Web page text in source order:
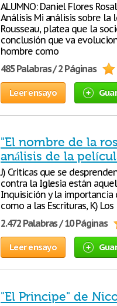
ALUMNO: Daniel Flores
Análisis Mi análisis sobre la
Rousseau, platea que la
conclusión que va
hombre como
485 Palabras / 2 Páginas
Leer ensayo
"El nombre de la
análisis de la
J) Criticas que se
contra la Iglesia están
Inquisición y la
como a las Escrituras, K)
2.472 Palabras / 10 Páginas
Leer ensayo
"El Principe" de